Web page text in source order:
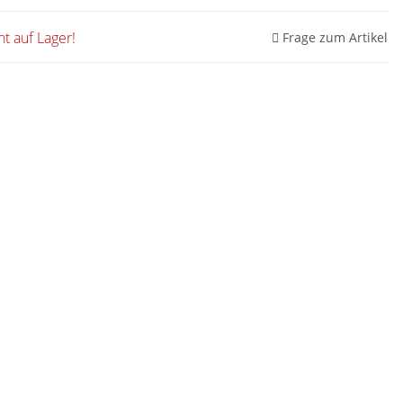
auf Lager! Frage zum Artikel